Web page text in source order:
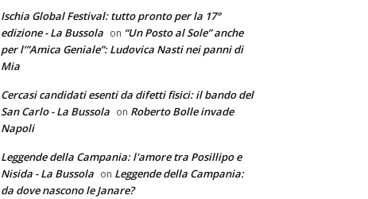
Ischia Global Festival: tutto pronto per la 17°
edizione - La Bussola on “Un Posto al Sole” anche
per l’”Amica Geniale”: Ludovica Nasti nei panni di
Mia
Cercasi candidati esenti da difetti fisici: il bando del
San Carlo - La Bussola on Roberto Bolle invade
Napoli
Leggende della Campania: l'amore tra Posillipo e
Nisida - La Bussola on Leggende della Campania:
da dove nascono le Janare?